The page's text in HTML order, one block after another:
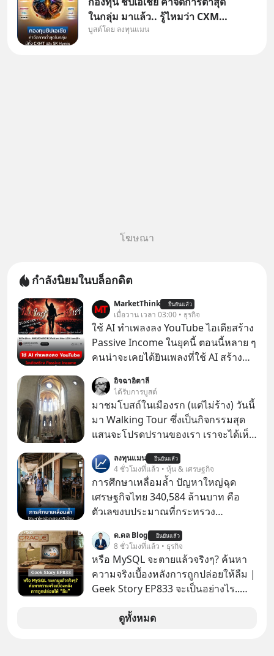
ในกลุ่ม มาแล้ว.. รู้ไหมว่า CXMT
อยู่ดี ๆ ขึ้นมาเป็นบริษัทอันดับ 1 ใน
บูสต์โดย ลงทุนแมน
โฆษณา
กำลังนิยมในบล็อกดิต
MarketThink ยืนยันแล้ว
เมื่อวาน เวลา 03:00 • ธุรกิจ
ใช้ AI ทำเพลงลง YouTube ไอเดียสร้าง
Passive Income ในยุคนี้ ตอนนี้หลาย ๆ
คนน่าจะเคยได้ยินเพลงที่ใช้ AI สร้าง
รู้ตัวเรา” จากช่องชื่อว่า UNHEARD
MUSIC ที่ตอนนี้มียอดรับชมกว่า 26
ล้านครั้งแล้ว
อิจฉาอิตาลี
ได้รับการบูสต์
มาชมโบสถ์ในเมืองรก (แต่ไม่ร้าง) วันนี้
มา Walking Tour ซึ่งเป็นกิจกรรมสุด
แสนจะโปรดปรานของเรา เราจะได้เห็น
ลงทุนแมน ยืนยันแล้ว
4 ชั่วโมงที่แล้ว • หุ้น & เศรษฐกิจ
การศึกษาเหลื่อมล้ำ ปัญหาใหญ่ฉุด
เศรษฐกิจไทย 340,584 ล้านบาท คือ
ตัวเลขงบประมาณที่กระทรวง
รายจ่ายประจำปี 2568 ซึ่งมากที่สุดเป็น
อันดับ 2 รองจากกระทรวงการคลัง
ด.ดล Blog ยืนยันแล้ว
8 ชั่วโมงที่แล้ว • ธุรกิจ
หรือ MySQL จะตายแล้วจริงๆ? ค้นหา
ความจริงเบื้องหลังการถูกปล่อยให้ลืม |
Geek Story EP833 จะเป็นอย่างไร..
กว่าครึ่งโลก ถูกมหาเศรษฐีคู่แข่งทุ่มเงิน
ดูทั้งหมด